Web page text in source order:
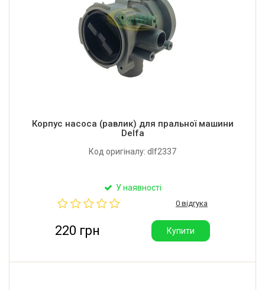
Корпус насоса (равлик) для пральної машини
Delfa
Код оригіналу: dlf2337
У наявності
0 відгука
220 грн Купити